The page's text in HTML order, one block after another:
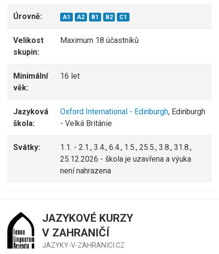
Úrovně: A1 A2 B1 B2 C1
Velikost
skupin:
Maximum 18 účastníků
Minimální
věk:
16 let
Jazyková
škola:
Oxford International - Edinburgh, Edinburgh
- Velká Británie
Svátky:
1.1. - 2.1., 3.4., 6.4., 1.5., 25.5., 3.8., 31.8.,
25.12.2026 - škola je uzavřena a výuka
není nahrazena
JAZYKOVÉ KURZY
V ZAHRANIČÍ
JAZYKY-V-ZAHRANICI.CZ